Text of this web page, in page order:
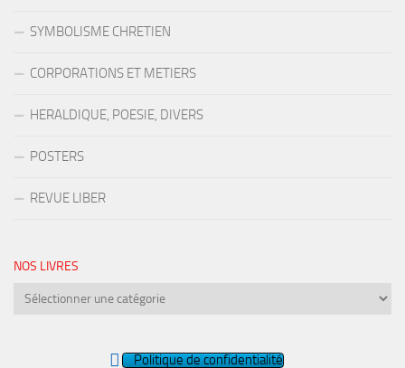
SYMBOLISME CHRETIEN
CORPORATIONS ET METIERS
HERALDIQUE, POESIE, DIVERS
POSTERS
REVUE LIBER
NOS LIVRES
Nos
Politique de confidentialité